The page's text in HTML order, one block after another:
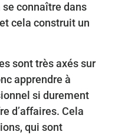
connaître dans
cela construit un
sont très axés sur
apprendre à
si durement
d’affaires. Cela
qui sont